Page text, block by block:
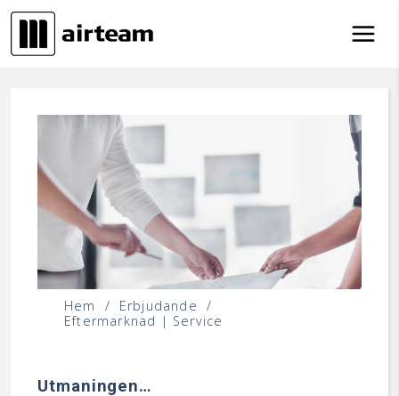
Hoppa till innehåll
Hem / Erbjudande
/
Eftermarknad | Service
Utmaningen…